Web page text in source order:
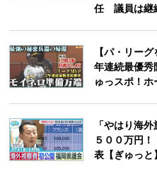
任 議員は継
【パ・リー
年連続最優秀
ゅっスポ！ホ
「やはり海
５００万円
表【ぎゅっと